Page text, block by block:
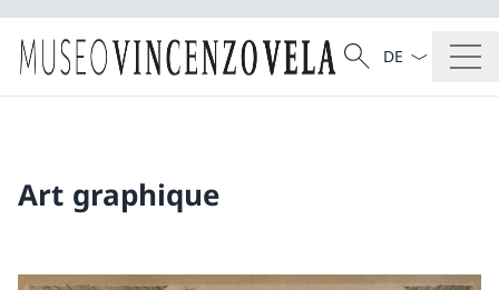
Recherche
Recherche
La langue
Art graphique